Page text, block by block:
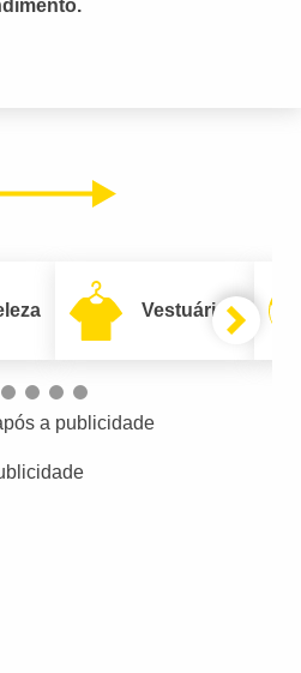
Próximo
Vestuário
a publicidade